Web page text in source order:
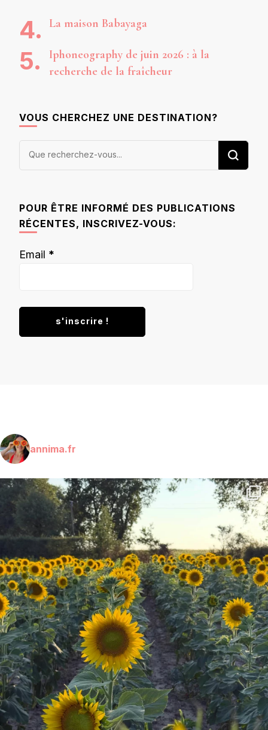
La maison Babayaga
Iphoneography de juin 2026 : à la
recherche de la fraîcheur
VOUS CHERCHEZ UNE DESTINATION?
Vous
POUR ÊTRE INFORMÉ DES PUBLICATIONS
RÉCENTES, INSCRIVEZ-VOUS:
Email *
annima.fr